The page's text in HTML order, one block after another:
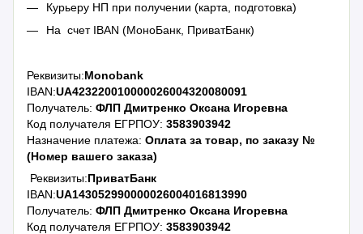
Курьеру НП при получении (карта, подготовка)
На счет IBAN (МоноБанк, ПриватБанк)
Реквизиты:Monobank
IBAN:UA423220010000026004320080091
Получатель:ФЛП Дмитренко Оксана Игоревна
Код получателя ЕГРПОУ:3583903942
Назначение платежа:Оплата за товар, по заказу №
(Номер вашего заказа)
Реквизиты:ПриватБанк
IBAN:UA143052990000026004016813990
Получатель: ФЛП Дмитренко Оксана Игоревна
Код получателя ЕГРПОУ:3583903942